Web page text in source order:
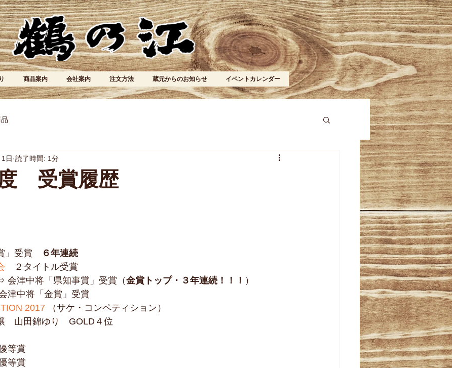
商品案内 会社案内 注文方法 蔵元からのお知らせ イベントカレンダー
受賞履歴
日 読了時間: 1分
」受賞
６年連続
２タイトル受賞
会津中将「県知事賞」受賞（金賞トップ・３年連続！！！ ）
津中将「金賞」受賞
2017 （サケ・コンペティション）
　山田錦ゆり　GOLD４位
等賞
等賞